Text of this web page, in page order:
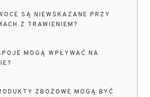
SĄ NIEWSKAZANE PRZY
Z TRAWIENIEM?
MOGĄ WPŁYWAĆ NA
ZBOŻOWE MOGĄ BYĆ